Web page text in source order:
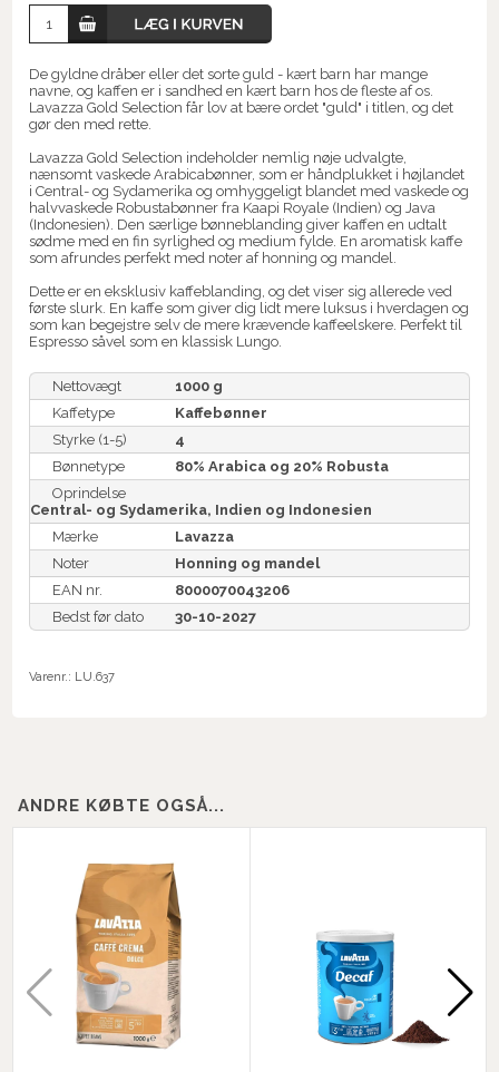
De gyldne dråber eller det sorte guld - kært barn har mange
navne, og kaffen er i sandhed en kært barn hos de fleste af os.
Lavazza Gold Selection får lov at bære ordet "guld" i titlen, og det
gør den med rette.
Lavazza Gold Selection indeholder nemlig nøje udvalgte,
nænsomt vaskede Arabicabønner, som er håndplukket i højlandet
i Central- og Sydamerika og omhyggeligt blandet med vaskede og
halvvaskede Robustabønner fra Kaapi Royale (Indien) og Java
(Indonesien). Den særlige bønneblanding giver kaffen en udtalt
sødme med en fin syrlighed og medium fylde. En aromatisk kaffe
som afrundes perfekt med noter af honning og mandel.
Dette er en eksklusiv kaffeblanding, og det viser sig allerede ved
første slurk. En kaffe som giver dig lidt mere luksus i hverdagen og
som kan begejstre selv de mere krævende kaffeelskere. Perfekt til
Espresso såvel som en klassisk Lungo.
Nettovægt
1000 g
Kaffetype
Kaffebønner
Styrke (1-5)
4
Bønnetype
80% Arabica og 20% Robusta
Oprindelse
Central- og Sydamerika, Indien og Indonesien
Mærke
Lavazza
Noter
Honning og mandel
EAN nr.
8000070043206
Bedst før dato
30-10-2027
Varenr.: LU.637
ANDRE KØBTE OGSÅ...